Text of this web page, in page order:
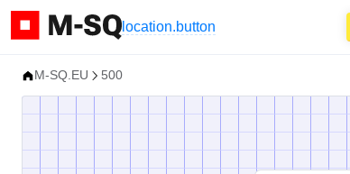
location.button
M-SQ.EU 500